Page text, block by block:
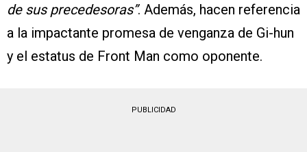
de sus precedesoras”. Además, hacen referencia
a la impactante promesa de venganza de Gi-hun
y el estatus de Front Man como oponente.
PUBLICIDAD